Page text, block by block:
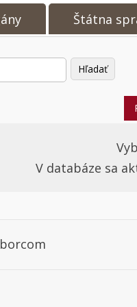
Štátna
V databáze sa